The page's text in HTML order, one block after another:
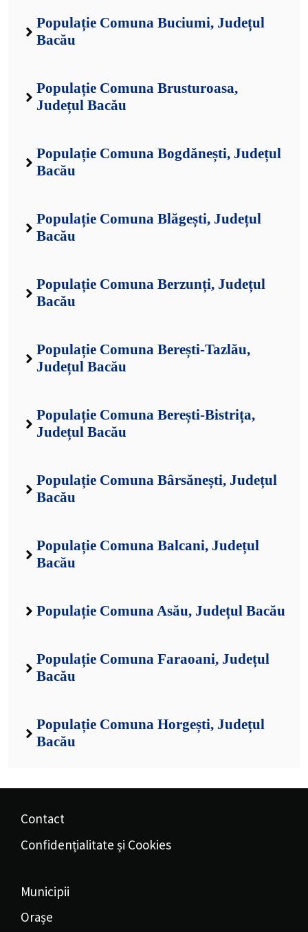
Populație Comuna Buciumi, Județul
Bacău
Populație Comuna Brusturoasa,
Județul Bacău
Populație Comuna Bogdănești, Județul
Bacău
Populație Comuna Blăgești, Județul
Bacău
Populație Comuna Berzunți, Județul
Bacău
Populație Comuna Berești-Tazlău,
Județul Bacău
Populație Comuna Berești-Bistrița,
Județul Bacău
Populație Comuna Bârsănești, Județul
Bacău
Populație Comuna Balcani, Județul
Bacău
Populație Comuna Asău, Județul Bacău
Populație Comuna Faraoani, Județul
Bacău
Populație Comuna Horgești, Județul
Bacău
Contact
Confidențialitate și Cookies
Municipii
Orașe